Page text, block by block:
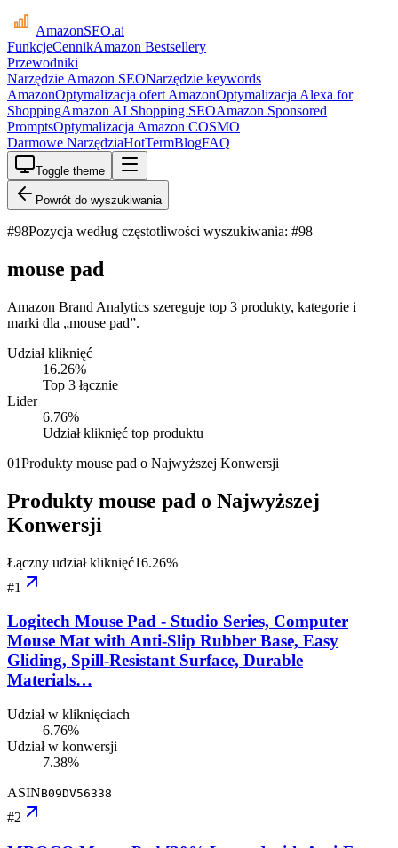
AmazonSEO.ai
FunkcjeCennikAmazon Bestsellery
Przewodniki
Narzędzie Amazon SEONarzędzie keywords
AmazonOptymalizacja ofert AmazonOptymalizacja Alexa for
ShoppingAmazon AI Shopping SEOAmazon Sponsored
PromptsOptymalizacja Amazon COSMO
Darmowe NarzędziaHotTermBlogFAQ
Toggle theme
Powrót do wyszukiwania
#98Pozycja według częstotliwości wyszukiwania: #98
mouse pad
Amazon Brand Analytics szereguje top 3 produkty, kategorie i
marki dla „mouse pad”.
Udział kliknięć
16.26%
Top 3 łącznie
Lider
6.76%
Udział kliknięć top produktu
01Produkty mouse pad o Najwyższej Konwersji
Produkty mouse pad o Najwyższej
Konwersji
Łączny udział kliknięć16.26%
#1
Logitech Mouse Pad - Studio Series, Computer
Mouse Mat with Anti-Slip Rubber Base, Easy
Gliding, Spill-Resistant Surface, Durable
Materials…
Udział w kliknięciach
6.76%
Udział w konwersji
7.38%
ASINB09DV56338
#2